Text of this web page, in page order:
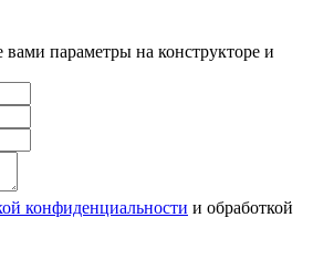
параметры на конструкторе и
конфиденциальности и обработкой